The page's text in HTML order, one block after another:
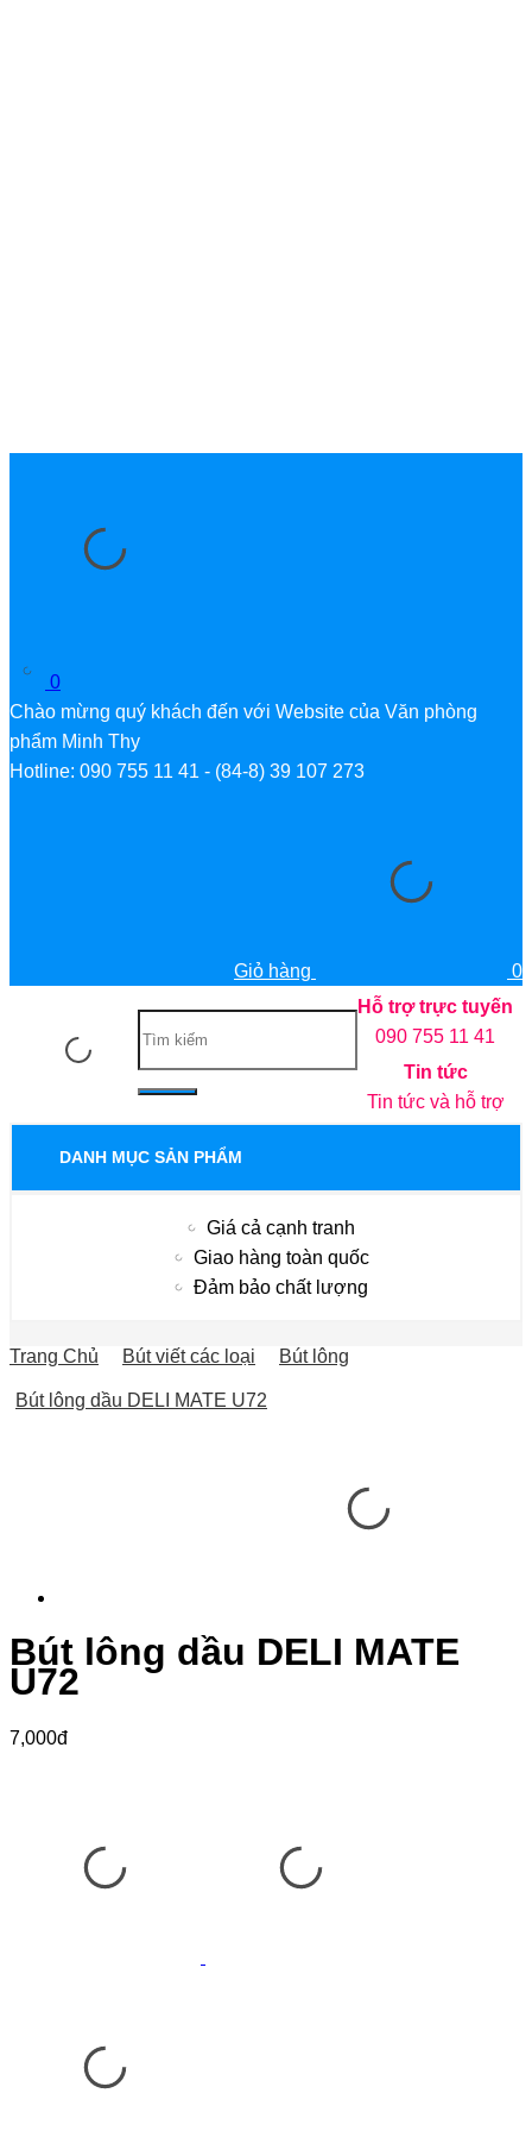
0
Chào mừng quý khách đến với Website của Văn phòng
phẩm Minh Thy
Hotline: 090 755 11 41 - (84-8) 39 107 273
Giỏ hàng
0
Hỗ trợ trực tuyến
090 755 11 41
Tin tức
Tin tức và hỗ trợ
DANH MỤC SẢN PHẨM
Giá cả cạnh tranh
Giao hàng toàn quốc
Đảm bảo chất lượng
Trang Chủ Bút viết các loại Bút lông
Bút lông dầu DELI MATE U72
Bút lông dầu DELI MATE
U72
7,000đ